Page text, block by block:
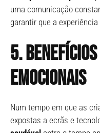
uma comunicação
garantir que a
5.
emocionais
Num tempo em que as
expostas a ecrãs e